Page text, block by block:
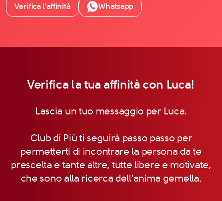
Verifica l’affinità Whatsapp
Verifica la tua affinità con Luca!
Lascia un tuo messaggio per Luca.
Club di Più ti seguirà passo passo per
permetterti di incontrare la persona da te
prescelta e tante altre, tutte libere e motivate,
che sono alla ricerca dell'anima gemella.